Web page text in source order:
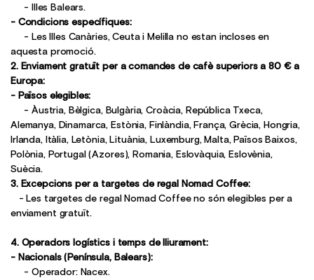
- Illes Balears.
- Condicions específiques:
- Les Illes Canàries, Ceuta i Melilla no estan incloses en
aquesta promoció.
2. Enviament gratuït per a comandes de cafè superiors a 80 € a
Europa:
- Països elegibles:
- Àustria, Bèlgica, Bulgària, Croàcia, República Txeca,
Alemanya, Dinamarca, Estònia, Finlàndia, França, Grècia, Hongria,
Irlanda, Itàlia, Letònia, Lituània, Luxemburg, Malta, Països Baixos,
Polònia, Portugal (Azores), Romania, Eslovàquia, Eslovènia,
Suècia.
3. Excepcions per a targetes de regal Nomad Coffee:
- Les targetes de regal Nomad Coffee no són elegibles per a
enviament gratuït.
4. Operadors logístics i temps de lliurament:
- Nacionals (Península, Balears):
- Operador: Nacex.